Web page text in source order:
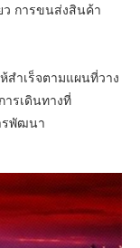
ว การขนส่งสินค้า
สำเร็จตามแผนที่วาง
ารเดินทางที่
รพัฒนา